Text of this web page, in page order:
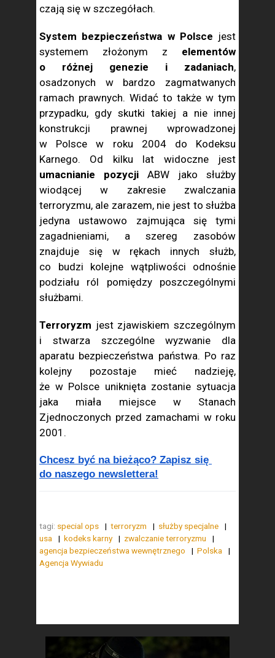
czają się w szczegółach.
System bezpieczeństwa w Polsce jest
systemem złożonym z elementów
o różnej genezie i zadaniach,
osadzonych w bardzo zagmatwanych
ramach prawnych. Widać to także w tym
przypadku, gdy skutki takiej a nie innej
konstrukcji prawnej wprowadzonej
w Polsce w roku 2004 do Kodeksu
Karnego. Od kilku lat widoczne jest
umacnianie pozycji ABW jako służby
wiodącej w zakresie zwalczania
terroryzmu, ale zarazem, nie jest to służba
jedyna ustawowo zajmująca się tymi
zagadnieniami, a szereg zasobów
znajduje się w rękach innych służb,
co budzi kolejne wątpliwości odnośnie
podziału ról pomiędzy poszczególnymi
służbami.
Terroryzm jest zjawiskiem szczególnym
i stwarza szczególne wyzwanie dla
aparatu bezpieczeństwa państwa. Po raz
kolejny pozostaje mieć nadzieję,
że w Polsce uniknięta zostanie sytuacja
jaka miała miejsce w Stanach
Zjednoczonych przed zamachami w roku
2001.
Chcesz być na bieżąco? Zapisz się
do naszego newslettera!
tagi: special ops terroryzm
służby specjalne
usa
kodeks karny
zwalczanie terroryzmu
agencja bezpieczeństwa wewnętrznego
Polska
Agencja Wywiadu